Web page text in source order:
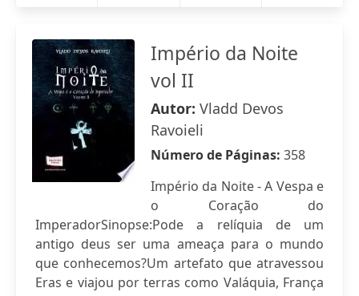
Império da Noite
vol II
Autor: Vladd Devos
Ravoieli
Número de Páginas: 358
Império da Noite - A Vespa e
o Coração do
ImperadorSinopse:Pode a relíquia de um
antigo deus ser uma ameaça para o mundo
que conhecemos?Um artefato que atravessou
Eras e viajou por terras como Valáquia, França